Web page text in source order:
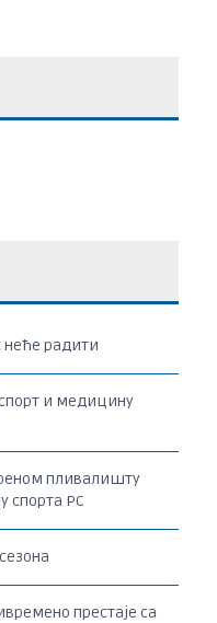
радити
и медицину
пливалишту
спорта РС
престаје са